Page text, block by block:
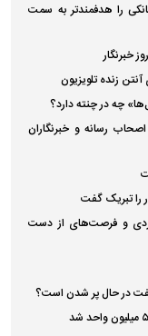
بانکی را هدفمندتر به سمت
خبرنگار
زنده تلویزیون
اصحاب رسانه و خبرنگاران
را تبریک گفت
غرور راهبردی و فرصت‌های از دست
نفت در حال پر شدن است؟